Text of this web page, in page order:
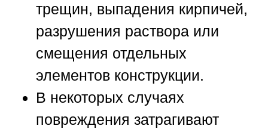
трещин, выпадения кирпичей,
разрушения раствора или
смещения отдельных
элементов конструкции.
В некоторых случаях
повреждения затрагивают